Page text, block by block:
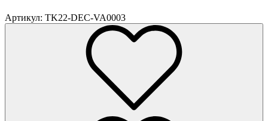
Артикул: TK22-DEC-VA0003